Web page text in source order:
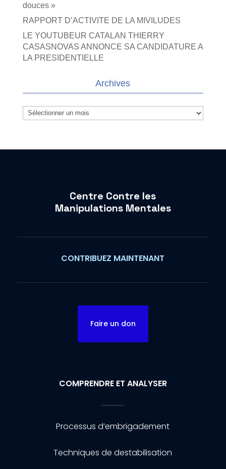
douces »
RAPPORT D’ACTIVITE DE LA MIVILUDES
LE YOUTUBEUR CATALAN THIERRY
CASASNOVAS ANNONCE SA CANDIDATURE A
LA PRESIDENTIELLE
Archives
Archives
Centre Contre les
Manipulations Mentales
CONTRIBUEZ MAINTENANT
Faire un don
COMPRENDRE ET ANALYSER
Processus d’embrigadement
Techniques de destabilisation